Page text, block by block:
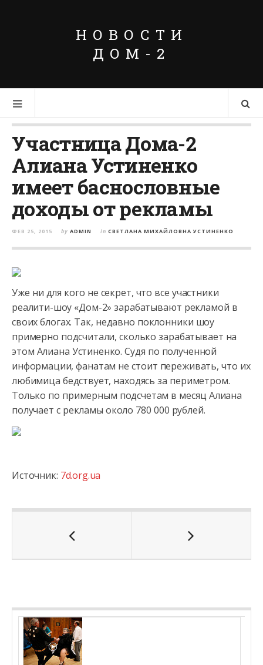
НОВОСТИ
ДОМ-2
Участница Дома-2
Алиана Устиненко
имеет баснословные
доходы от рекламы
ФЕВ 25, 2015 by ADMIN in СВЕТЛАНА МИХАЙЛОВНА УСТИНЕНКО
Уже ни для кого не секрет, что все участники
реалити-шоу «Дом-2» зарабатывают рекламой в
своих блогах. Так, недавно поклонники шоу
примерно подсчитали, сколько зарабатывает на
этом Алиана Устиненко. Судя по полученной
информации, фанатам не стоит переживать, что их
любимица бедствует, находясь за периметром.
Только по примерным подсчетам в месяц Алиана
получает с рекламы около 780 000 рублей.
Источник: 7d.org.ua